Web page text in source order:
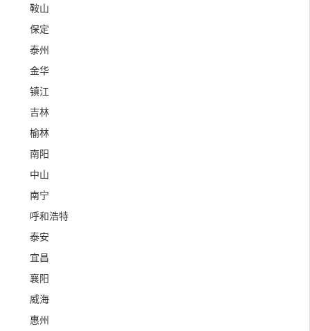
鞍山
保定
泰州
金华
镇江
吉林
榆林
南阳
中山
南宁
呼和浩特
泰安
宜昌
襄阳
威海
惠州